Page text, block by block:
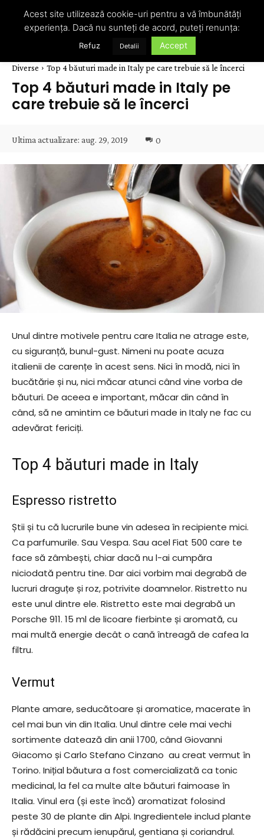
Diverse Top 4 băuturi made in Italy pe care trebuie să le încerci
Top 4 băuturi made in Italy pe
care trebuie să le încerci
Ultima actualizare: aug. 29, 2019 0
Unul dintre motivele pentru care Italia ne atrage este,
cu siguranță, bunul-gust. Nimeni nu poate acuza
italienii de carențe în acest sens. Nici în modă, nici în
bucătărie și nu, nici măcar atunci când vine vorba de
băuturi. De aceea e important, măcar din când în
când, să ne amintim ce băuturi made in Italy ne fac cu
adevărat fericiți.
Top 4 băuturi made in Italy
Espresso ristretto
Știi și tu că lucrurile bune vin adesea în recipiente mici.
Ca parfumurile. Sau Vespa. Sau acel Fiat 500 care te
face să zâmbești, chiar dacă nu l-ai cumpăra
niciodată pentru tine. Dar aici vorbim mai degrabă de
lucruri draguțe și roz, potrivite doamnelor. Ristretto nu
este unul dintre ele. Ristretto este mai degrabă un
Porsche 911. 15 ml de licoare fierbinte și aromată, cu
mai multă energie decât o cană întreagă de cafea la
filtru.
Vermut
Plante amare, seducătoare și aromatice, macerate în
cel mai bun vin din Italia. Unul dintre cele mai vechi
sortimente datează din anii 1700, când Giovanni
Giacomo și Carlo Stefano Cinzano au creat vermut în
Torino. Inițial băutura a fost comercializată ca tonic
medicinal, la fel ca multe alte băuturi faimoase în
Italia. Vinul era (și este încă) aromatizat folosind
peste 30 de plante din Alpi. Ingredientele includ plante
și rădăcini precum ienupărul, gentiana și coriandrul.
Acest site utilizează cookie-uri pentru a vă îmbunătăți
experiența. Dacă nu sunteți de acord, puteți renunța:
Refuz Detalii Accept